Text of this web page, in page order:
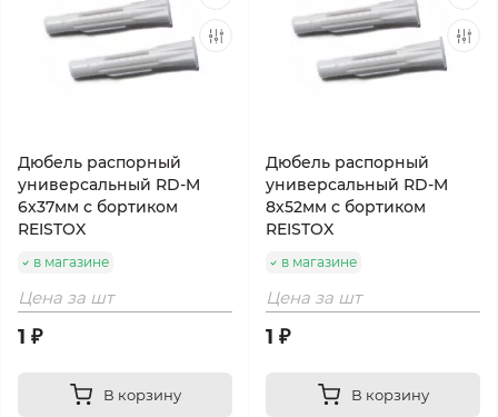
Дюбель распорный
универсальный RD-M
6х37мм с бортиком
REISTOX
в магазине
Цена за шт
1 ₽
В корзину
Дюбель распорный
универсальный RD-M
8х52мм с бортиком
REISTOX
в магазине
Цена за шт
1 ₽
В корзину